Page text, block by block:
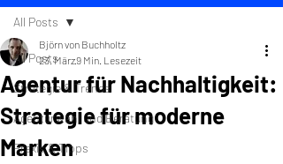
All Posts
Strategie & Trends
Agenturwahl und Beratung
Praxis & Tipps
All Posts
Agentur für Nachhaltigkeit:
Strategie für moderne
Marken
Björn von Buchholtz
23. März9 Min. Lesezeit